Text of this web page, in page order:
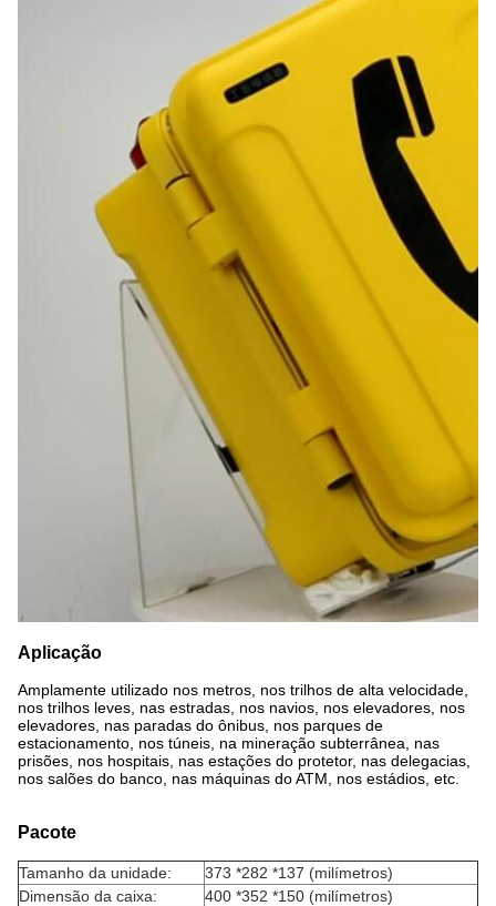
Aplicação
Amplamente utilizado nos metros, nos trilhos de alta velocidade,
nos trilhos leves, nas estradas, nos navios, nos elevadores, nos
elevadores, nas paradas do ônibus, nos parques de
estacionamento, nos túneis, na mineração subterrânea, nas
prisões, nos hospitais, nas estações do protetor, nas delegacias,
nos salões do banco, nas máquinas do ATM, nos estádios, etc.
Pacote
Tamanho da unidade:
373 *282 *137 (milímetros)
Dimensão da caixa:
400 *352 *150 (milímetros)